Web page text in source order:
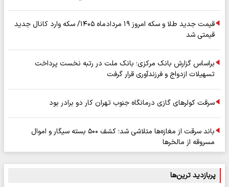
قیمت جدید طلا و سکه امروز ۱۹ مردادماه ۱۴۰۵/ سکه وارد کانال جدید
قیمتی شد
براساس گزارش بانک مرکزی؛ بانک ملت در رتبه نخست پرداخت
تسهیلات ازدواج و فرزندآوری قرار گرفت
سرقت کولرهای گازی درمانگاه جنوب تهران کار دو برادر بود
باند سرقت از مغازه‌ها متلاشی شد؛ کشف ۵۰۰ بسته سیگار و اموال
مسروقه از مالخرها
پربازدید ترین‌ها